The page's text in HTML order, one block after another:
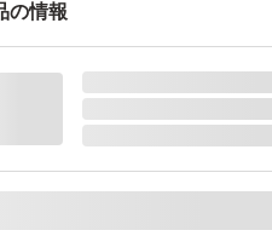
の情報